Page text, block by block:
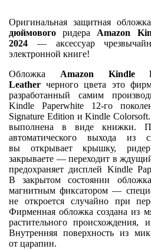
Оригинальная защитная
дюймового ридера Amazon
2024 — аксессуар
электронной книге!
Обложка Amazon Kindle
Leather черного цвета это
разработанный самим
Kindle Paperwhite 12-го
Signature Edition и Kindle
выполнена в виде книжки.
автоматического выхода из
вы открывает крышку, ридер
закрываете — переходит в
предохраняет дисплей Kindle
В закрытом состоянии
магнитным фиксатором —
не откроется случайно при
Фирменная обложка создана из
растительного происхождения,
Внутренняя поверхность из
от царапин.